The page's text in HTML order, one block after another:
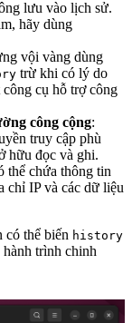
lưu vào lịch sử.
hãy dùng
vội vàng dùng
trừ khi có lý do
cụ hỗ trợ công
công cộng:
truy cập phù
hữu đọc và ghi.
thể chứa thông tin
chỉ IP và các dữ liệu
có thể biến history
hành trình chinh